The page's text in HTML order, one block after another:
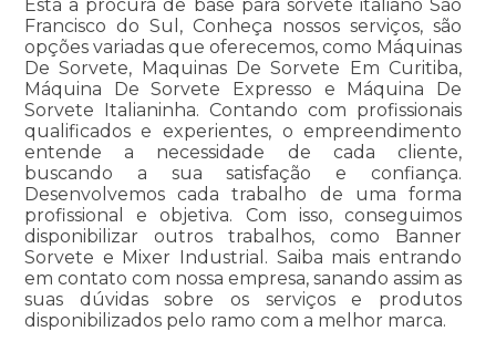
Está a procura de base para sorvete italiano São
Francisco do Sul, Conheça nossos serviços, são
opções variadas que oferecemos, como Máquinas
De Sorvete, Maquinas De Sorvete Em Curitiba,
Máquina De Sorvete Expresso e Máquina De
Sorvete Italianinha. Contando com profissionais
qualificados e experientes, o empreendimento
entende a necessidade de cada cliente,
buscando a sua satisfação e confiança.
Desenvolvemos cada trabalho de uma forma
profissional e objetiva. Com isso, conseguimos
disponibilizar outros trabalhos, como Banner
Sorvete e Mixer Industrial. Saiba mais entrando
em contato com nossa empresa, sanando assim as
suas dúvidas sobre os serviços e produtos
disponibilizados pelo ramo com a melhor marca.